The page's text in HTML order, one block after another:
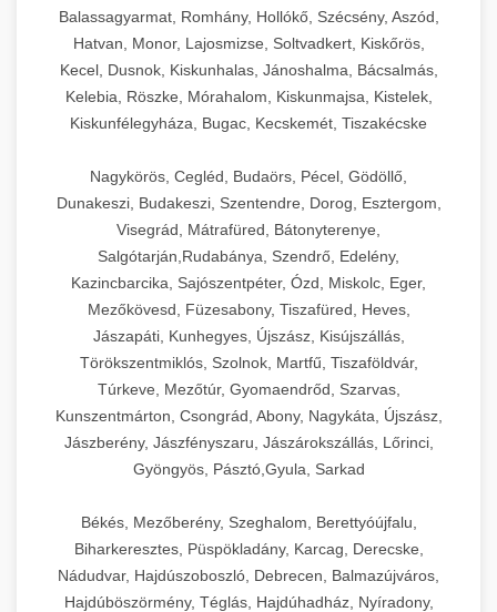
Balassagyarmat, Romhány, Hollókő, Szécsény, Aszód,
Hatvan, Monor, Lajosmizse, Soltvadkert, Kiskőrös,
Kecel, Dusnok, Kiskunhalas, Jánoshalma, Bácsalmás,
Kelebia, Röszke, Mórahalom, Kiskunmajsa, Kistelek,
Kiskunfélegyháza, Bugac, Kecskemét, Tiszakécske
Nagykörös, Cegléd, Budaörs, Pécel, Gödöllő,
Dunakeszi, Budakeszi, Szentendre, Dorog, Esztergom,
Visegrád, Mátrafüred, Bátonyterenye,
Salgótarján,Rudabánya, Szendrő, Edelény,
Kazincbarcika, Sajószentpéter, Ózd, Miskolc, Eger,
Mezőkövesd, Füzesabony, Tiszafüred, Heves,
Jászapáti, Kunhegyes, Újszász, Kisújszállás,
Törökszentmiklós, Szolnok, Martfű, Tiszaföldvár,
Túrkeve, Mezőtúr, Gyomaendrőd, Szarvas,
Kunszentmárton, Csongrád, Abony, Nagykáta, Újszász,
Jászberény, Jászfényszaru, Jászárokszállás, Lőrinci,
Gyöngyös, Pásztó,Gyula, Sarkad
Békés, Mezőberény, Szeghalom, Berettyóújfalu,
Biharkeresztes, Püspökladány, Karcag, Derecske,
Nádudvar, Hajdúszoboszló, Debrecen, Balmazújváros,
Hajdúböszörmény, Téglás, Hajdúhadház, Nyíradony,